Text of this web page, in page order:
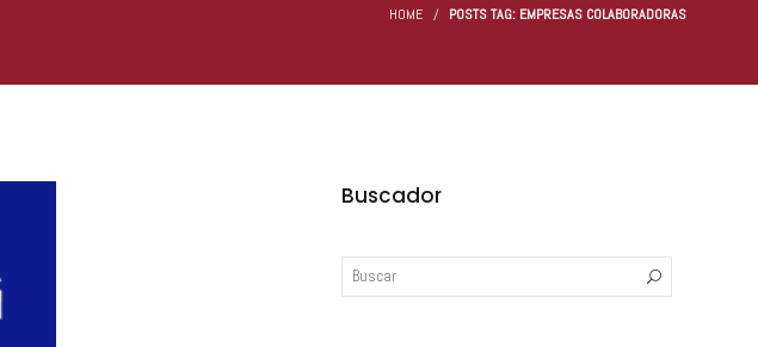
HOME POSTS TAG: EMPRESAS COLABORADORAS
Buscador